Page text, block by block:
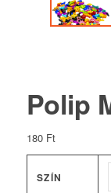
Polip
180 Ft
SZÍN